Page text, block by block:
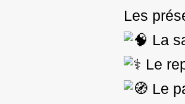
Les
La
Le
Le